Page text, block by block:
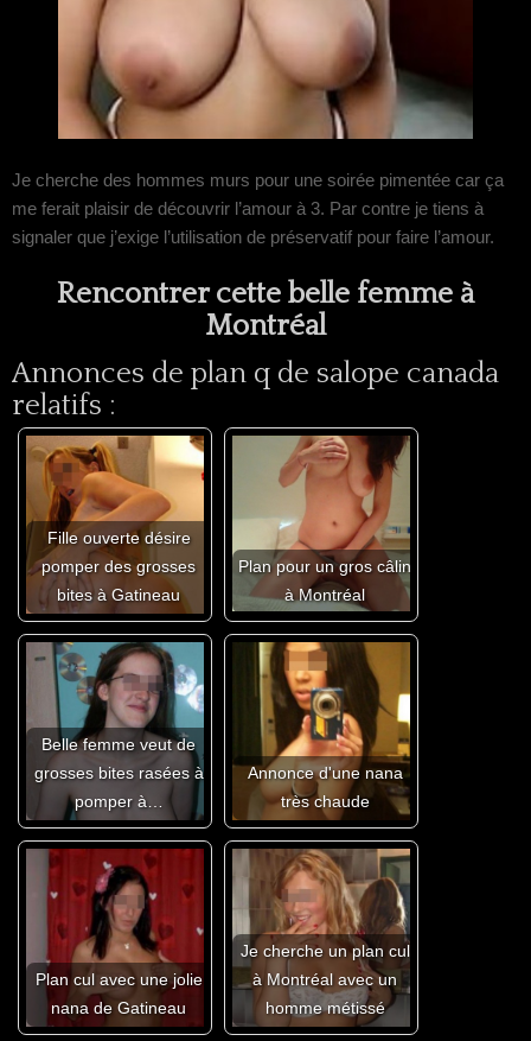
Je cherche des hommes murs pour une soirée pimentée car ça
me ferait plaisir de découvrir l’amour à 3. Par contre je tiens à
signaler que j’exige l’utilisation de préservatif pour faire l’amour.
Rencontrer cette belle femme à
Montréal
Annonces de plan q de salope canada
relatifs :
Fille ouverte désire
pomper des grosses
bites à Gatineau
Plan pour un gros câlin
à Montréal
Belle femme veut de
grosses bites rasées à
pomper à…
Annonce d'une nana
très chaude
Plan cul avec une jolie
nana de Gatineau
Je cherche un plan cul
à Montréal avec un
homme métissé